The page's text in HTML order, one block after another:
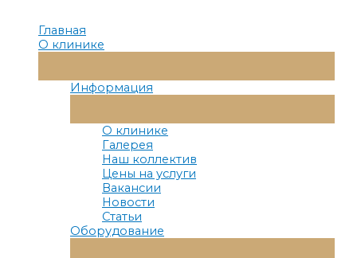
Главная
О клинике
Меню
Информация
Меню
О клинике
Галерея
Наш коллектив
Цены на услуги
Вакансии
Новости
Статьи
Оборудование